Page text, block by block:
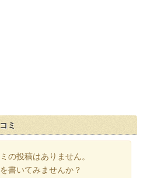
ミ
の投稿はありません。
書いてみませんか？